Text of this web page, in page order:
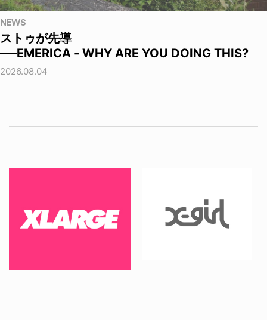
NEWS
ストゥが先導
──EMERICA - WHY ARE YOU DOING THIS?
2026.08.04